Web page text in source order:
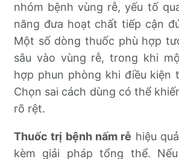
nhóm bệnh vùng rễ, yếu tố
năng đưa hoạt chất tiếp cận
Một số dòng thuốc phù hợp
sâu vào vùng rễ, trong khi
hợp phun phòng khi điều kiện
Chọn sai cách dùng có thể
rõ rệt.
Thuốc trị bệnh nấm rễ hiệu
kèm giải pháp tổng thể.